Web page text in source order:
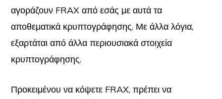
αγοράζουν FRAX από εσάς με αυτά τα
αποθεματικά κρυπτογράφησης. Με άλλα λόγια,
εξαρτάται από άλλα περιουσιακά στοιχεία
κρυπτογράφησης.
Προκειμένου να κόψετε FRAX, πρέπει να